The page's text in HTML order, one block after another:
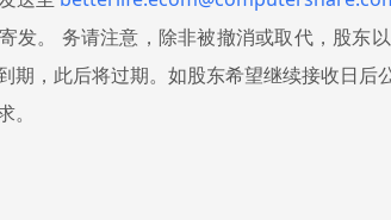
发。 务请注意，除非被撤消或取代，股东
期，此后将过期。如股东希望继续接收日